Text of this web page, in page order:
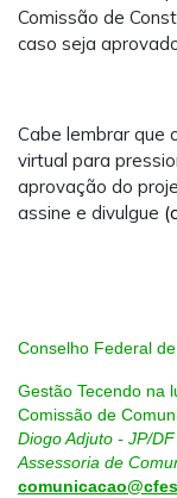
Comissão de
caso seja
Cabe lembrar que
virtual para
aprovação do
assine e divulgue
Conselho Federal
Gestão Tecendo na
Comissão de
Diogo Adjuto - JP/
Assessoria de